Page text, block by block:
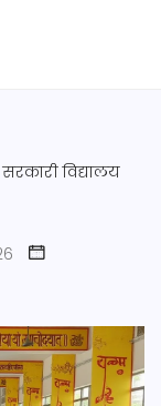
सरकारी विद्यालय